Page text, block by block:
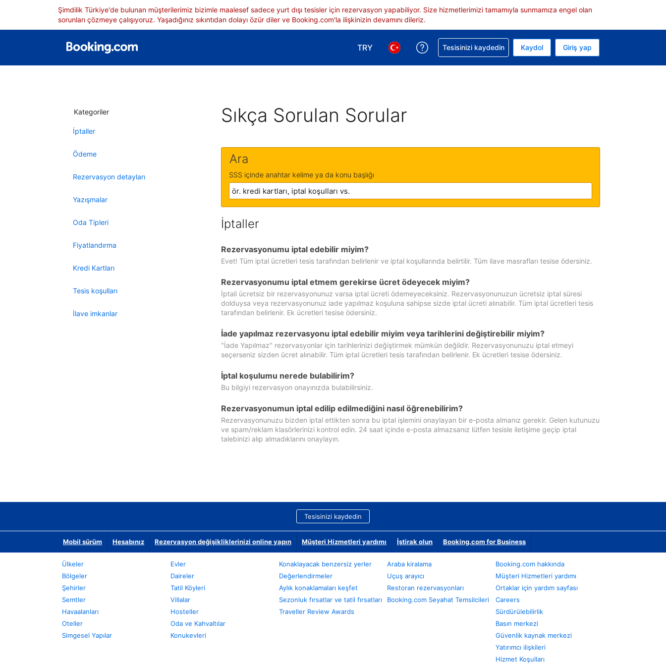
Şimdilik Türkiye'de bulunan müşterilerimiz bizimle maalesef sadece yurt dışı tesisler için rezervasyon yapabiliyor. Size hizmetlerimizi tamamıyla sunmamıza engel olan
sorunları çözmeye çalışıyoruz. Yaşadığınız sıkıntıdan dolayı özür diler ve Booking.com'la ilişkinizin devamını dileriz.
TRY
Para birimi seçimi yap. Mevcut para biriminiz Türk lirası
Dil seçimi yap. Mevcut diliniz Türkçe
Rezervasyonunuzla ilgili yardım alın
Tesisinizi kaydedin Kaydol Giriş yap
Kategoriler
İptaller
Ödeme
Rezervasyon detayları
Yazışmalar
Oda Tipleri
Fiyatlandırma
Kredi Kartları
Tesis koşulları
İlave imkanlar
Sıkça Sorulan Sorular
Ara
SSS içinde anahtar kelime ya da konu başlığı
İptaller
Rezervasyonumu iptal edebilir miyim?
Evet! Tüm iptal ücretleri tesis tarafından belirlenir ve iptal koşullarında belirtilir. Tüm ilave masrafları tesise ödersiniz.
Rezervasyonumu iptal etmem gerekirse ücret ödeyecek miyim?
İptali ücretsiz bir rezervasyonunuz varsa iptal ücreti ödemeyeceksiniz. Rezervasyonunuzun ücretsiz iptal süresi
dolduysa veya rezervasyonunuz iade yapılmaz koşuluna sahipse sizde iptal ücreti alınabilir. Tüm iptal ücretleri tesis
tarafından belirlenir. Ek ücretleri tesise ödersiniz.
İade yapılmaz rezervasyonu iptal edebilir miyim veya tarihlerini değiştirebilir miyim?
"İade Yapılmaz" rezervasyonlar için tarihlerinizi değiştirmek mümkün değildir. Rezervasyonunuzu iptal etmeyi
seçerseniz sizden ücret alınabilir. Tüm iptal ücretleri tesis tarafından belirlenir. Ek ücretleri tesise ödersiniz.
İptal koşulumu nerede bulabilirim?
Bu bilgiyi rezervasyon onayınızda bulabilirsiniz.
Rezervasyonumun iptal edilip edilmediğini nasıl öğrenebilirim?
Rezervasyonunuzu bizden iptal ettikten sonra bu iptal işlemini onaylayan bir e-posta almanız gerekir. Gelen kutunuzu
ve spam/reklam klasörlerinizi kontrol edin. 24 saat içinde e-posta almazsanız lütfen tesisle iletişime geçip iptal
talebinizi alıp almadıklarını onaylayın.
Tesisinizi kaydedin
Mobil sürüm Hesabınız Rezervasyon değişikliklerinizi online yapın Müşteri Hizmetleri yardımı İştirak olun Booking.com for Business
Ülkeler
Bölgeler
Şehirler
Semtler
Havaalanları
Oteller
Simgesel Yapılar
Evler
Daireler
Tatil Köyleri
Villalar
Hosteller
Oda ve Kahvaltılar
Konukevleri
Konaklayacak benzersiz yerler
Değerlendirmeler
Aylık konaklamaları keşfet
Sezonluk fırsatlar ve tatil fırsatları
Traveller Review Awards
Araba kiralama
Uçuş arayıcı
Restoran rezervasyonları
Booking.com Seyahat Temsilcileri
Booking.com hakkında
Müşteri Hizmetleri yardımı
Ortaklar için yardım sayfası
Careers
Sürdürülebilirlik
Basın merkezi
Güvenlik kaynak merkezi
Yatırımcı ilişkileri
Hizmet Koşulları